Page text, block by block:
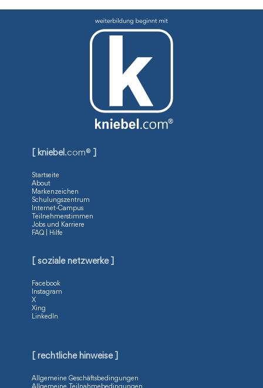
[ kniebel .com®
Startseite
About
Markenzeichen
Schulungszentrum
Internet-Campus
Teilnehmerstimmen
Jobs und Karriere
FAQ | Hilfe
[ soziale netzwerke ]
Facebook
Instagram
X
Xing
LinkedIn
[ rechtliche hinweise ]
Allgemeine Geschäftsbedingungen